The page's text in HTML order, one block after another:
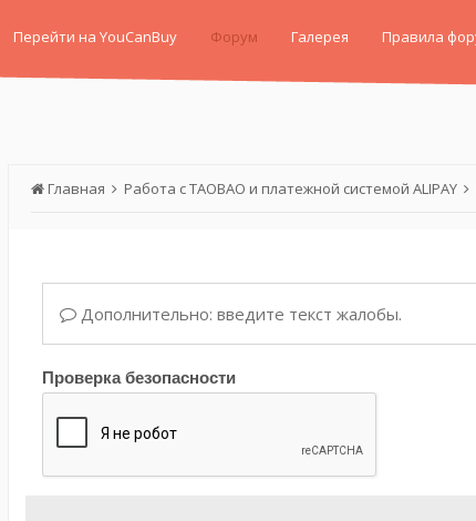
Перейти на YouCanBuy Форум Галерея Правила
Главная Работа с TAOBAO и платежной системой ALIPAY
Дополнительно: введите текст жалобы.
Проверка безопасности